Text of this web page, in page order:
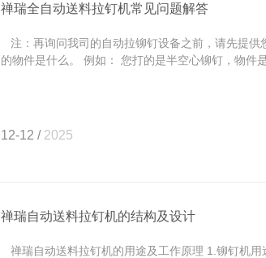
禅瑞全自动送料拉钉机常见问题解答
注：再询问我司的自动拉铆钉设备之前，请先提
的物件是什么。 例如： 您打的是半空心铆钉，物件
12-12 /2025
禅瑞自动送料拉钉机的结构及设计
禅瑞自动送料拉钉机的用途及工作原理 1.铆钉机